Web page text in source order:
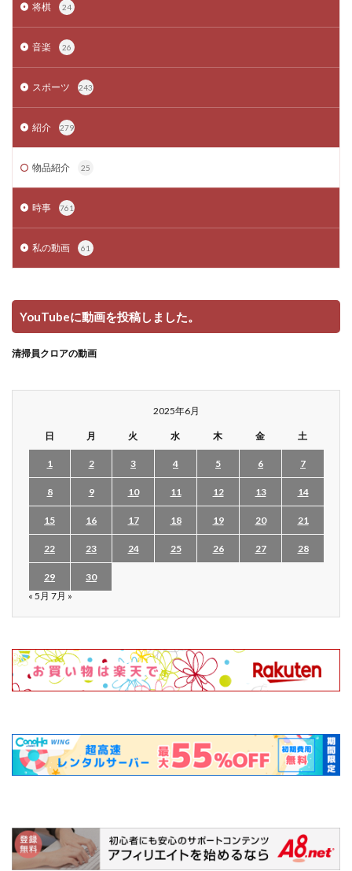
将棋 24
音楽 26
スポーツ 243
紹介 279
物品紹介 25
時事 761
私の動画 61
YouTubeに動画を投稿しました。
清掃員クロアの動画
2025年6月
日 月 火 水 木 金 土
1 2 3 4 5 6 7
8 9 10 11 12 13 14
15 16 17 18 19 20 21
22 23 24 25 26 27 28
29
30
« 5月 7月 »